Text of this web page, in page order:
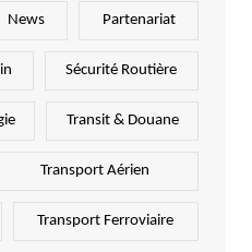
News Partenariat
Sécurité Routière
Transit & Douane
Transport Aérien
Transport Ferroviaire